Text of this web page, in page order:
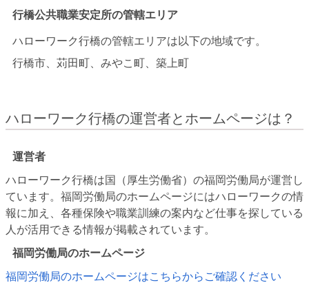
行橋公共職業安定所の管轄エリア
ハローワーク行橋の管轄エリアは以下の地域です。
行橋市、苅田町、みやこ町、築上町
ハローワーク行橋の運営者とホームページは？
運営者
ハローワーク行橋は国（厚生労働省）の福岡労働局が運営し
ています。福岡労働局のホームページにはハローワークの情
報に加え、各種保険や職業訓練の案内など仕事を探している
人が活用できる情報が掲載されています。
福岡労働局のホームページ
福岡労働局のホームページはこちらからご確認ください